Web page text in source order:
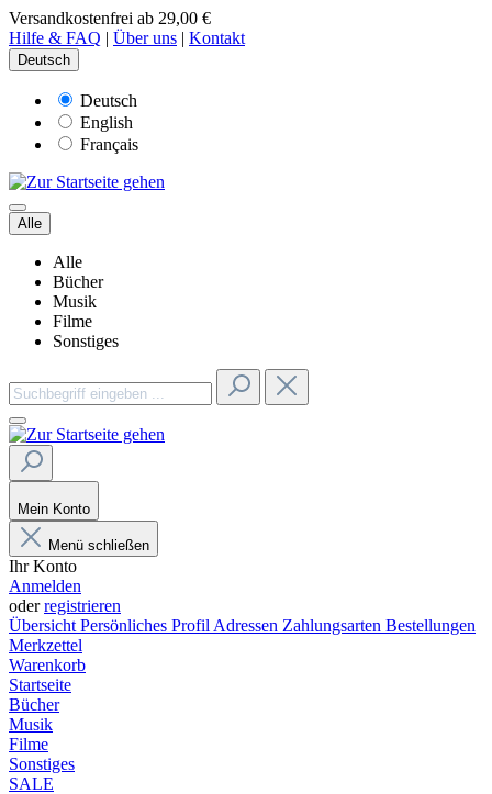
Versandkostenfrei ab 29,00 €
Hilfe & FAQ | Über uns | Kontakt
Deutsch
Deutsch
English
Français
Alle
Alle
Bücher
Musik
Filme
Sonstiges
Mein Konto
Menü schließen
Ihr Konto
Anmelden
oderregistrieren
Übersicht Persönliches Profil Adressen Zahlungsarten Bestellungen
Merkzettel
Warenkorb
Startseite
Bücher
Musik
Filme
Sonstiges
SALE